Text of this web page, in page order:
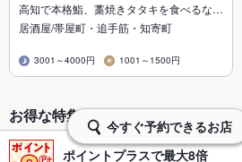
高知で本格鮨、藁焼きタタキを食べるな…
居酒屋/帯屋町・追手筋・知寄町
3001～4000円 1001～1500円
お得な特集から探す・予約する
ポイントプラスで最大8倍
今すぐ予約できるお店